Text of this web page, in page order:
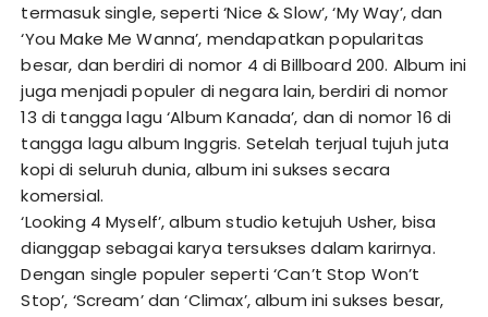
termasuk single, seperti ‘Nice & Slow’, ‘My Way’, dan
‘You Make Me Wanna’, mendapatkan popularitas
besar, dan berdiri di nomor 4 di Billboard 200. Album ini
juga menjadi populer di negara lain, berdiri di nomor
13 di tangga lagu ‘Album Kanada’, dan di nomor 16 di
tangga lagu album Inggris. Setelah terjual tujuh juta
kopi di seluruh dunia, album ini sukses secara
komersial.
‘Looking 4 Myself’, album studio ketujuh Usher, bisa
dianggap sebagai karya tersukses dalam karirnya.
Dengan single populer seperti ‘Can’t Stop Won’t
Stop’, ‘Scream’ dan ‘Climax’, album ini sukses besar,